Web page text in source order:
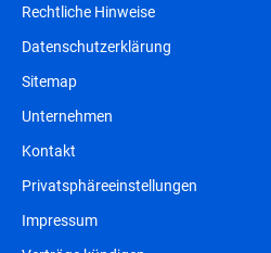
Rechtliche Hinweise
Datenschutzerklärung
Sitemap
Unternehmen
Kontakt
Privatsphäreeinstellungen
Impressum